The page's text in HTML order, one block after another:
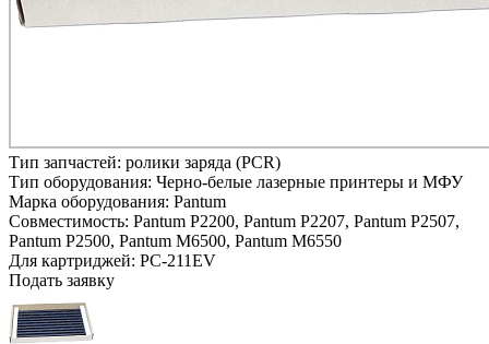
Тип запчастей: ролики заряда (PCR)
Тип оборудования: Черно-белые лазерные принтеры и МФУ
Марка оборудования: Pantum
Совместимость: Pantum P2200, Pantum P2207, Pantum P2507,
Pantum P2500, Pantum M6500, Pantum M6550
Для картриджей: PC-211EV
Подать заявку